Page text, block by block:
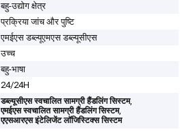
बहु-उद्योग क्षेत्र
प्रक्रिया जांच और पुष्टि
एमईएस डब्ल्यूएमएस डब्ल्यूसीएस
उच्च
बहु-भाषा
24/24H
डब्ल्यूसीएस स्वचालित सामग्री हैंडलिंग सिस्टम,
एमईएस स्वचालित सामग्री हैंडलिंग सिस्टम,
एएसआरएस इंटेलिजेंट लॉजिस्टिक्स सिस्टम